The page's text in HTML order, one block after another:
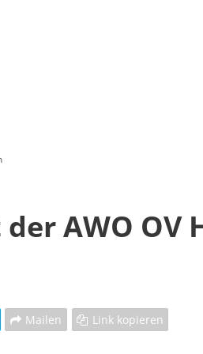
AWO OV
Mailen Link kopieren